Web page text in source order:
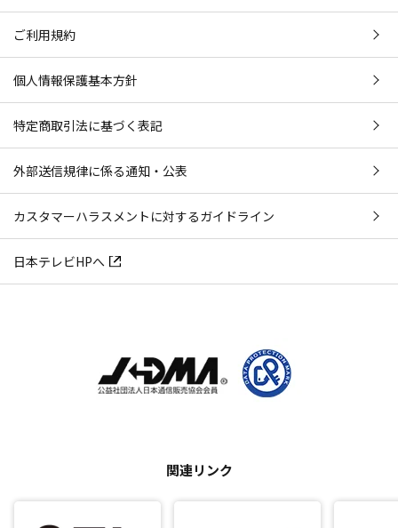
ご利用規約
個人情報保護基本方針
特定商取引法に基づく表記
外部送信規律に係る通知・公表
カスタマーハラスメントに対するガイドライン
日本テレビHPへ
関連リンク